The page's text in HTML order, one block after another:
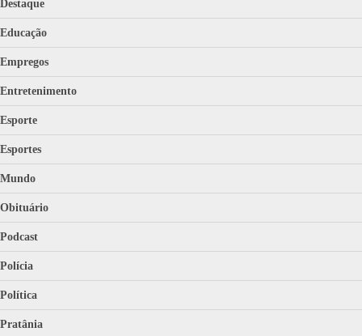
Destaque
Educação
Empregos
Entretenimento
Esporte
Esportes
Mundo
Obituário
Podcast
Polícia
Política
Pratânia